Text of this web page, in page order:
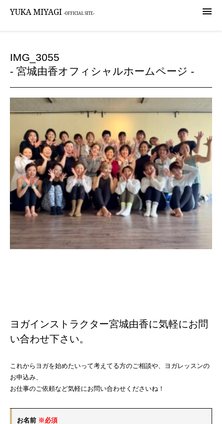

YUKA MIYAGI -OFFICIAL SITE-
IMG_3055
- 宮城由香オフィシャルホームページ -
ヨガインストラクター宮城由香に気軽にお問
い合わせ下さい。
これからヨガを始めたいって考えてる方のご相談や、ヨガレッスンの
お申込み、
お仕事のご依頼など気軽にお問い合わせくださいね！
お名前 ※必須